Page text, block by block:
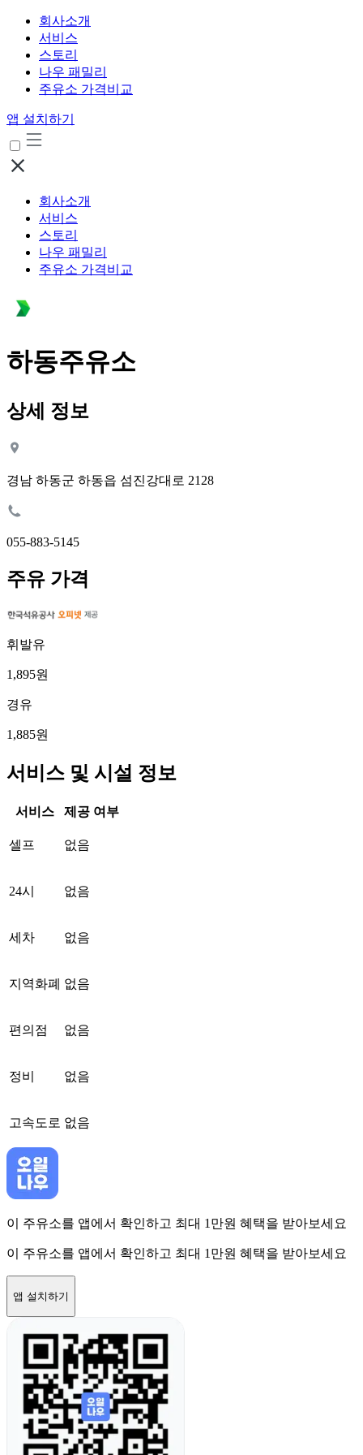
회사소개
서비스
스토리
나우 패밀리
주유소 가격비교
앱 설치하기
회사소개
서비스
스토리
나우 패밀리
주유소 가격비교
하동주유소
상세 정보
경남 하동군 하동읍 섬진강대로 2128
055-883-5145
주유 가격
휘발유
1,895원
경유
1,885원
서비스 및 시설 정보
서비스 제공 여부
셀프 없음
24시 없음
세차 없음
지역화폐 없음
편의점 없음
정비 없음
고속도로 없음
이 주유소를 앱에서 확인하고 최대 1만원 혜택을 받아보세요
이 주유소를 앱에서 확인하고 최대 1만원 혜택을 받아보세요
앱 설치하기